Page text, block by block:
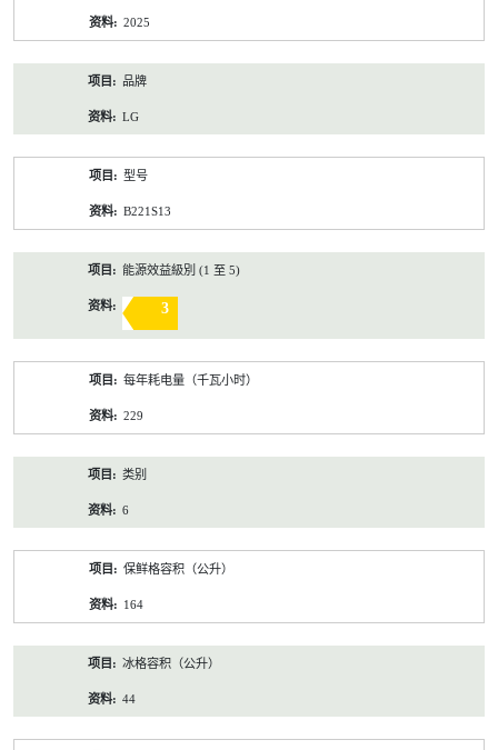
2025
品牌
LG
型号
B221S13
能源效益級別 (1 至 5)
3
每年耗电量（千瓦小时）
229
类别
6
保鲜格容积（公升）
164
冰格容积（公升）
44